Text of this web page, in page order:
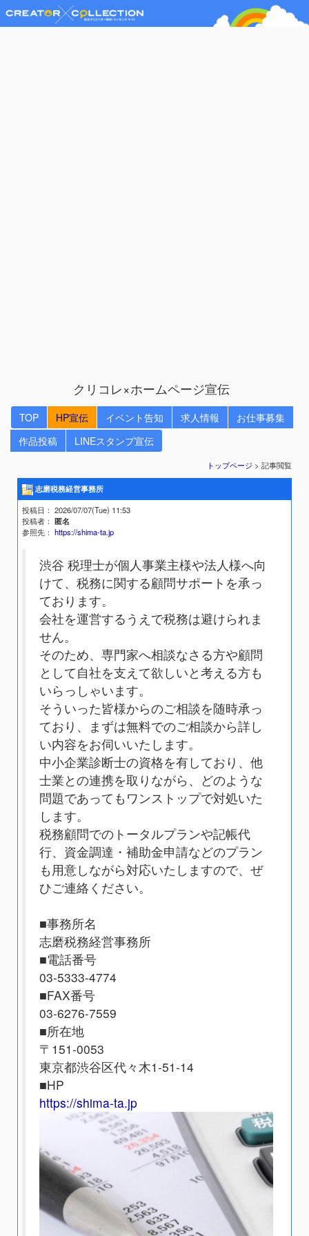
クリコレ×ホームページ宣伝
TOP HP宣伝 イベント告知 求人情報
お仕事募集
作品投稿
LINEスタンプ宣伝
トップページ > 記事閲覧
志磨税務経営事務所
投稿日 ： 2026/07/07(Tue) 11:53
投稿者 ：匿名
参照先 ：https://shima-ta.jp
渋谷 税理士が個人事業主様や法人様へ向
けて、税務に関する顧問サポートを承っ
ております。
会社を運営するうえで税務は避けられま
せん。
そのため、専門家へ相談なさる方や顧問
として自社を支えて欲しいと考える方も
いらっしゃいます。
そういった皆様からのご相談を随時承っ
ており、まずは無料でのご相談から詳し
い内容をお伺いいたします。
中小企業診断士の資格を有しており、他
士業との連携を取りながら、どのような
問題であってもワンストップで対処いた
します。
税務顧問でのトータルプランや記帳代
行、資金調達・補助金申請などのプラン
も用意しながら対応いたしますので、ぜ
ひご連絡ください。
■事務所名
志磨税務経営事務所
■電話番号
03-5333-4774
■FAX番号
03-6276-7559
■所在地
〒151-0053
東京都渋谷区代々木1-51-14
■HP
https://shima-ta.jp